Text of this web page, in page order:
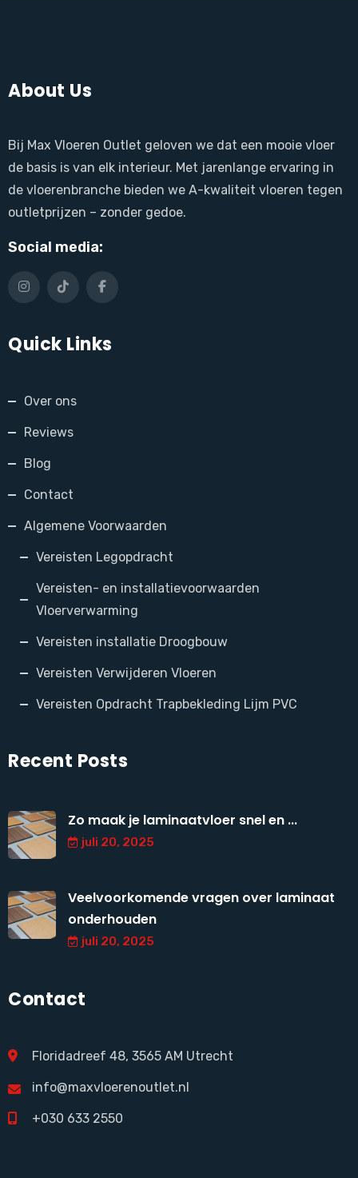
About Us
Bij Max Vloeren Outlet geloven we dat een mooie vloer
de basis is van elk interieur. Met jarenlange ervaring in
de vloerenbranche bieden we A-kwaliteit vloeren tegen
outletprijzen – zonder gedoe.
Social media:
Quick Links
Over ons
Reviews
Blog
Contact
Algemene Voorwaarden
Vereisten Legopdracht
Vereisten- en installatievoorwaarden
Vloerverwarming
Vereisten installatie Droogbouw
Vereisten Verwijderen Vloeren
Vereisten Opdracht Trapbekleding Lijm PVC
Recent Posts
Zo maak je laminaatvloer snel en ...
juli 20, 2025
Veelvoorkomende vragen over laminaat
onderhouden
juli 20, 2025
Contact
Floridadreef 48, 3565 AM Utrecht
info@maxvloerenoutlet.nl
+030 633 2550